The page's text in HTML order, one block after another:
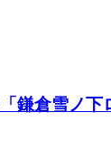
鎌倉雪ノ